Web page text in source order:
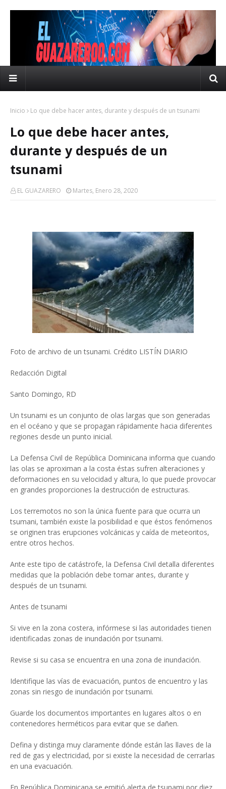
Inicio Lo que debe hacer antes, durante y después de un tsunami
Lo que debe hacer antes,
durante y después de un
tsunami
EL GUAZARERO Martes, Enero 28, 2020
Foto de archivo de un tsunami. Crédito LISTÍN DIARIO
Redacción Digital
Santo Domingo, RD
Un tsunami es un conjunto de olas largas que son generadas
en el océano y que se propagan rápidamente hacia diferentes
regiones desde un punto inicial.
La Defensa Civil de República Dominicana informa que cuando
las olas se aproximan a la costa éstas sufren alteraciones y
deformaciones en su velocidad y altura, lo que puede provocar
en grandes proporciones la destrucción de estructuras.
Los terremotos no son la única fuente para que ocurra un
tsumani, también existe la posibilidad e que éstos fenómenos
se originen tras erupciones volcánicas y caída de meteoritos,
entre otros hechos.
Ante este tipo de catástrofe, la Defensa Civil detalla diferentes
medidas que la población debe tomar antes, durante y
después de un tsunami.
Antes de tsunami
Si vive en la zona costera, infórmese si las autoridades tienen
identificadas zonas de inundación por tsunami.
Revise si su casa se encuentra en una zona de inundación.
Identifique las vías de evacuación, puntos de encuentro y las
zonas sin riesgo de inundación por tsunami.
Guarde los documentos importantes en lugares altos o en
contenedores herméticos para evitar que se dañen.
Defina y distinga muy claramente dónde están las llaves de la
red de gas y electricidad, por si existe la necesidad de cerrarlas
en una evacuación.